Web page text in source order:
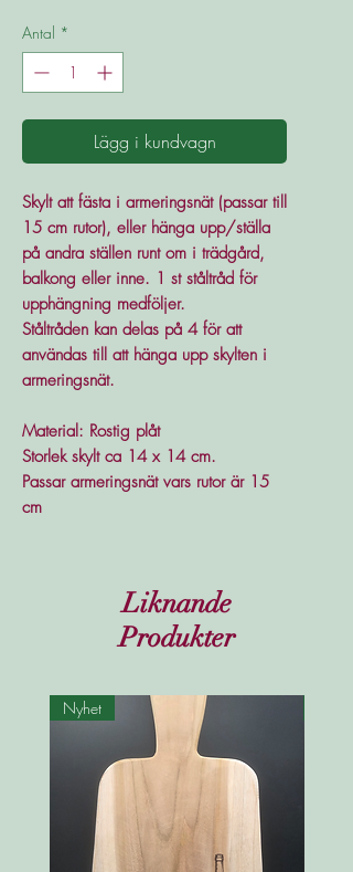
Antal *
Lägg i kundvagn
Skylt att fästa i armeringsnät (passar till
15 cm rutor), eller hänga upp/ställa
på andra ställen runt om i trädgård,
balkong eller inne. 1 st ståltråd för
upphängning medföljer.
Ståltråden kan delas på 4 för att
användas till att hänga upp skylten i
armeringsnät.
Material: Rostig plåt
Storlek skylt ca 14 x 14 cm.
Passar armeringsnät vars rutor är 15
cm
Liknande
Produkter
Nyhet